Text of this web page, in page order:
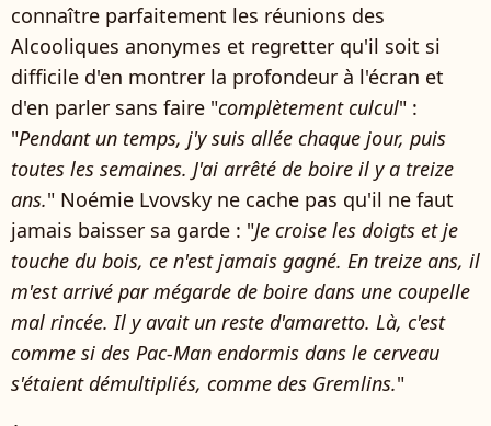
connaître parfaitement les réunions des
Alcooliques anonymes et regretter qu'il soit si
difficile d'en montrer la profondeur à l'écran et
d'en parler sans faire "complètement culcul" :
"Pendant un temps, j'y suis allée chaque jour, puis
toutes les semaines. J'ai arrêté de boire il y a treize
ans." Noémie Lvovsky ne cache pas qu'il ne faut
jamais baisser sa garde : "Je croise les doigts et je
touche du bois, ce n'est jamais gagné. En treize ans, il
m'est arrivé par mégarde de boire dans une coupelle
mal rincée. Il y avait un reste d'amaretto. Là, c'est
comme si des Pac-Man endormis dans le cerveau
s'étaient démultipliés, comme des Gremlins."